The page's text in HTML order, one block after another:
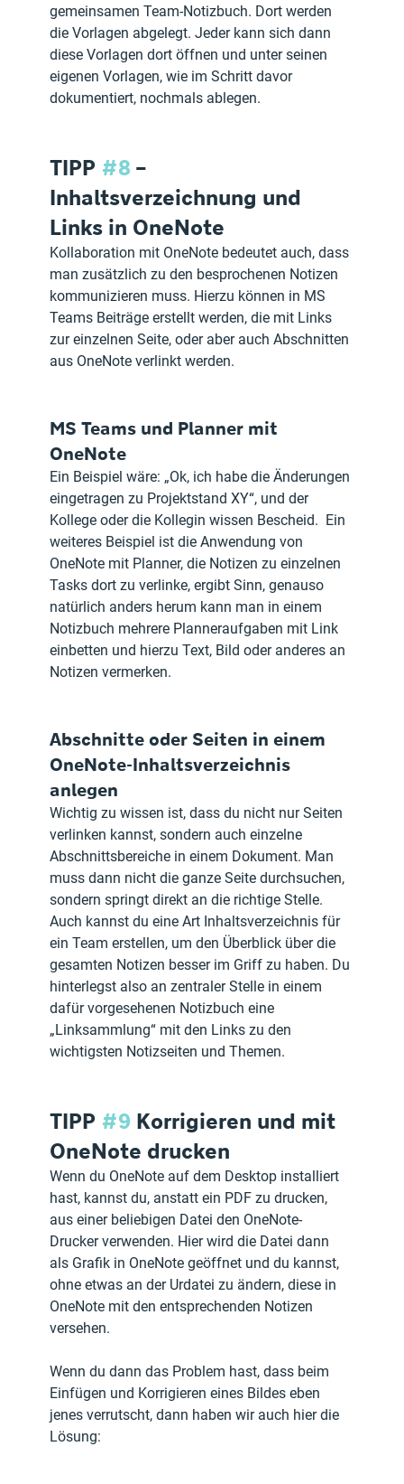
gemeinsamen Team-Notizbuch. Dort werden
die Vorlagen abgelegt. Jeder kann sich dann
diese Vorlagen dort öffnen und unter seinen
eigenen Vorlagen, wie im Schritt davor
dokumentiert, nochmals ablegen.
TIPP #8 –
Inhaltsverzeichnung und
Links in OneNote
Kollaboration mit OneNote bedeutet auch, dass
man zusätzlich zu den besprochenen Notizen
kommunizieren muss. Hierzu können in MS
Teams Beiträge erstellt werden, die mit Links
zur einzelnen Seite, oder aber auch Abschnitten
aus OneNote verlinkt werden.
MS Teams und Planner mit
OneNote
Ein Beispiel wäre: „Ok, ich habe die Änderungen
eingetragen zu Projektstand XY“, und der
Kollege oder die Kollegin wissen Bescheid.  Ein
weiteres Beispiel ist die Anwendung von
OneNote mit Planner, die Notizen zu einzelnen
Tasks dort zu verlinke, ergibt Sinn, genauso
natürlich anders herum kann man in einem
Notizbuch mehrere Planneraufgaben mit Link
einbetten und hierzu Text, Bild oder anderes an
Notizen vermerken.
Abschnitte oder Seiten in einem
OneNote-Inhaltsverzeichnis
anlegen
Wichtig zu wissen ist, dass du nicht nur Seiten
verlinken kannst, sondern auch einzelne
Abschnittsbereiche in einem Dokument. Man
muss dann nicht die ganze Seite durchsuchen,
sondern springt direkt an die richtige Stelle.
Auch kannst du eine Art Inhaltsverzeichnis für
ein Team erstellen, um den Überblick über die
gesamten Notizen besser im Griff zu haben. Du
hinterlegst also an zentraler Stelle in einem
dafür vorgesehenen Notizbuch eine
„Linksammlung“ mit den Links zu den
wichtigsten Notizseiten und Themen.
TIPP #9 Korrigieren und mit
OneNote drucken
Wenn du OneNote auf dem Desktop installiert
hast, kannst du, anstatt ein PDF zu drucken,
aus einer beliebigen Datei den OneNote-
Drucker verwenden. Hier wird die Datei dann
als Grafik in OneNote geöffnet und du kannst,
ohne etwas an der Urdatei zu ändern, diese in
OneNote mit den entsprechenden Notizen
versehen.
Wenn du dann das Problem hast, dass beim
Einfügen und Korrigieren eines Bildes eben
jenes verrutscht, dann haben wir auch hier die
Lösung: